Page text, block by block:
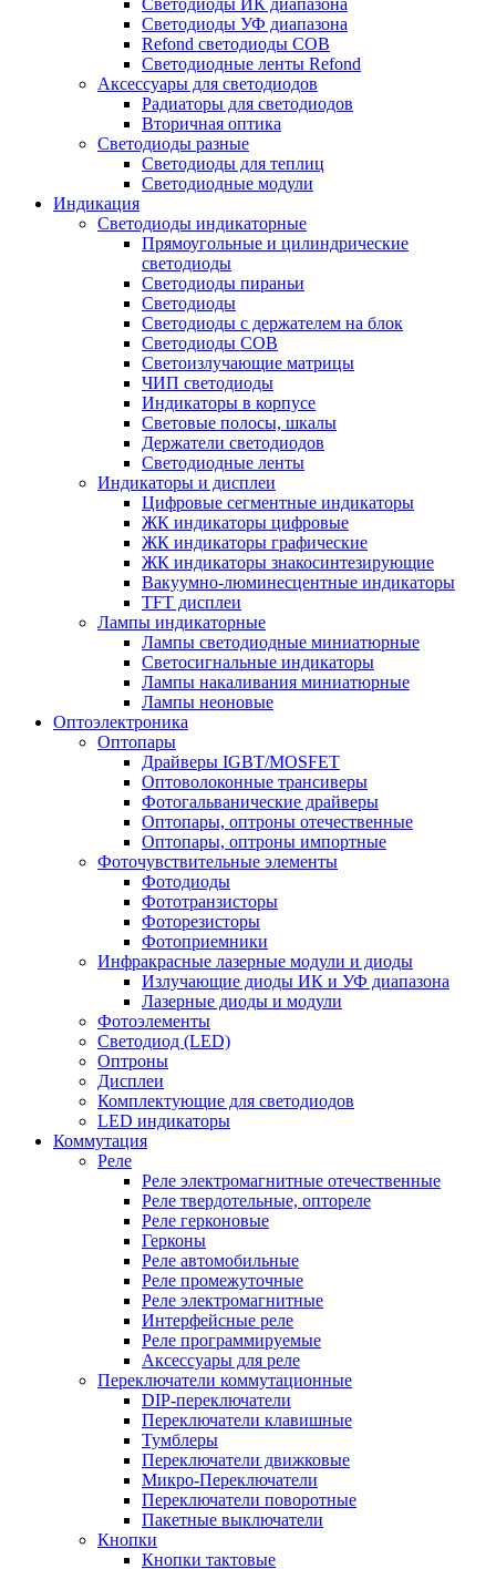
Светодиоды УФ диапазона
Refond светодиоды COB
Светодиодные ленты Refond
Аксессуары для светодиодов
Радиаторы для светодиодов
Вторичная оптика
Светодиоды разные
Светодиоды для теплиц
Светодиодные модули
Индикация
Светодиоды индикаторные
Прямоугольные и цилиндрические
светодиоды
Светодиоды пираньи
Светодиоды
Светодиоды с держателем на блок
Светодиоды COB
Светоизлучающие матрицы
ЧИП светодиоды
Индикаторы в корпусе
Световые полосы, шкалы
Держатели светодиодов
Светодиодные ленты
Индикаторы и дисплеи
Цифровые сегментные индикаторы
ЖК индикаторы цифровые
ЖК индикаторы графические
ЖК индикаторы знакосинтезирующие
Вакуумно-люминесцентные индикаторы
TFT дисплеи
Лампы индикаторные
Лампы светодиодные миниатюрные
Светосигнальные индикаторы
Лампы накаливания миниатюрные
Лампы неоновые
Оптоэлектроника
Оптопары
Драйверы IGBT/MOSFET
Оптоволоконные трансиверы
Фотогальванические драйверы
Оптопары, оптроны отечественные
Оптопары, оптроны импортные
Фоточувствительные элементы
Фотодиоды
Фототранзисторы
Фоторезисторы
Фотоприемники
Инфракрасные лазерные модули и диоды
Излучающие диоды ИК и УФ диапазона
Лазерные диоды и модули
Фотоэлементы
Светодиод (LED)
Оптроны
Дисплеи
Комплектующие для светодиодов
LED индикаторы
Коммутация
Реле
Реле электромагнитные отечественные
Реле твердотельные, оптореле
Реле герконовые
Герконы
Реле автомобильные
Реле промежуточные
Реле электромагнитные
Интерфейсные реле
Реле программируемые
Аксессуары для реле
Переключатели коммутационные
DIP-переключатели
Переключатели клавишные
Тумблеры
Переключатели движковые
Микро-Переключатели
Переключатели поворотные
Пакетные выключатели
Кнопки
Кнопки тактовые